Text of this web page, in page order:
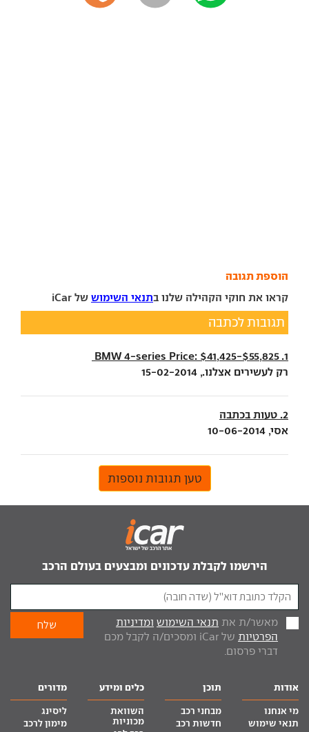
הוספת תגובה
קראו את חוקי הקהילה שלנו בתנאי השימוש של iCar
תגובות לכתבה
1. BMW 4-series Price: $41,425-$55,825
רק לעשירים אצלנו., 15-02-2014
2. טעות בכתבה
אסי, 10-06-2014
טען תגובות נוספות
הירשמו לקבלת עדכונים ומבצעים בעולם הרכב
מאשר/ת את תנאי השימוש ומדיניות
הפרטיות
של iCar ומסכים/ה לקבל מכם
דברי פרסום.
אודות
מי אנחנו
תנאי שימוש
תוכן
מבחני רכב
חדשות רכב
כלים ומידע
השוואת
מכוניות
מדורים
ליסינג
מימון לרכב